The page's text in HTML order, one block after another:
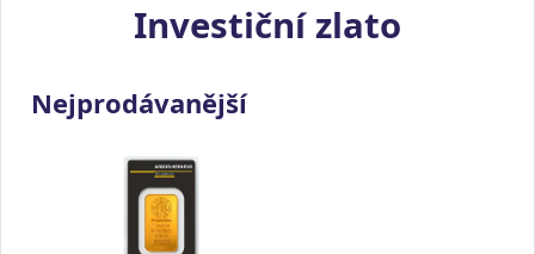
Investiční zlato
Nejprodávanější